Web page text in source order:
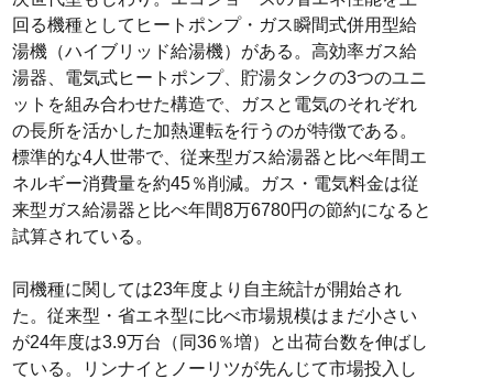
回る機種としてヒートポンプ・ガス瞬間式併用型給
湯機（ハイブリッド給湯機）がある。高効率ガス給
湯器、電気式ヒートポンプ、貯湯タンクの3つのユニ
ットを組み合わせた構造で、ガスと電気のそれぞれ
の長所を活かした加熱運転を行うのが特徴である。
標準的な4人世帯で、従来型ガス給湯器と比べ年間エ
ネルギー消費量を約45％削減。ガス・電気料金は従
来型ガス給湯器と比べ年間8万6780円の節約になると
試算されている。
同機種に関しては23年度より自主統計が開始され
た。従来型・省エネ型に比べ市場規模はまだ小さい
が24年度は3.9万台（同36％増）と出荷台数を伸ばし
ている。リンナイとノーリツが先んじて市場投入し